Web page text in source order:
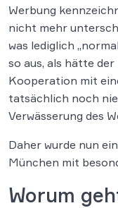
Werbung
nicht mehr
was lediglich
so aus, als hätte
Kooperation mit
tatsächlich noch
Verwässerung des
Daher wurde nun
München mit
Worum